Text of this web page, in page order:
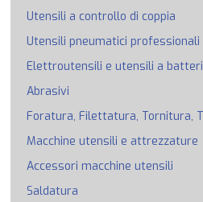
Utensili a controllo di coppia
Utensili pneumatici professionali
Elettroutensili e utensili a
Abrasivi
Foratura, Filettatura, Tornitura,
Macchine utensili e attrezzature
Accessori macchine utensili
Saldatura